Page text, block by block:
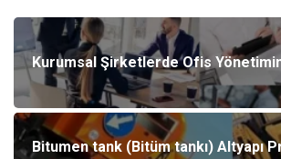
Kurumsal Şirketlerde Ofis
Bitumen tank (Bitüm tankı) Altyapı